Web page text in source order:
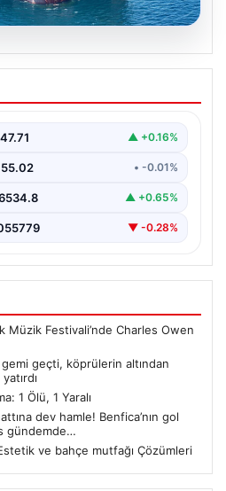
dev gemi geçti,
geçebilmek için
vinç ve boru döşeme gemisi
47.71 ▲ +0.16%
55.02 • -0.01%
▲ +0.65%
▼ -0.28%
Müzik Festivali’nde Charles Owen
gemi geçti, köprülerin altından
1 Ölü, 1 Yaralı
dev hamle! Benfica’nın gol
gündemde…
ve bahçe mutfağı Çözümleri